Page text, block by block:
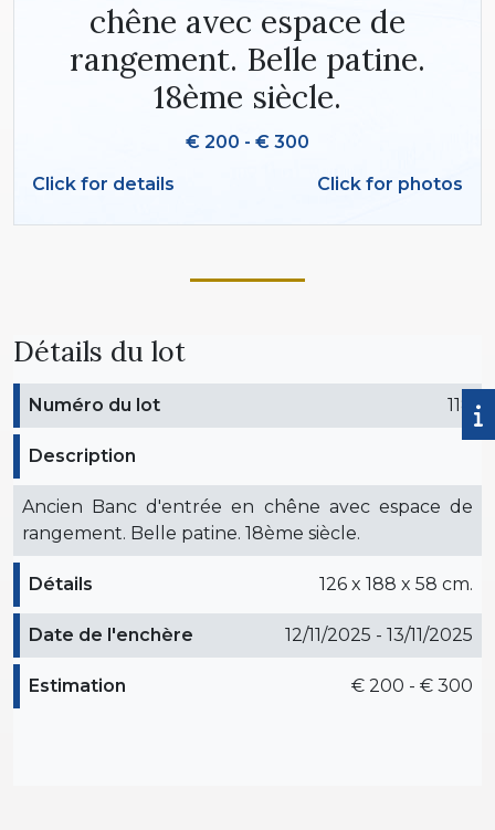
chêne avec espace de
rangement. Belle patine.
18ème siècle.
€ 200 - € 300
Click for details
Click for photos
Détails du lot
Numéro du lot 118
Description
Ancien Banc d'entrée en chêne avec espace de
rangement. Belle patine. 18ème siècle.
Détails 126 x 188 x 58 cm.
Date de l'enchère 12/11/2025 - 13/11/2025
Estimation € 200 - € 300